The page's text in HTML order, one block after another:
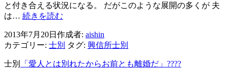
と付き合える状況になる。 だがこのような展開の多くが 夫
は… 続きを読む
所
士
別
市
2013年7月20日 作成者: aishin
カテゴリー: 士別 タグ: 興信所士別
士別 「愛人とは別れたからお前とも離婚だ」????